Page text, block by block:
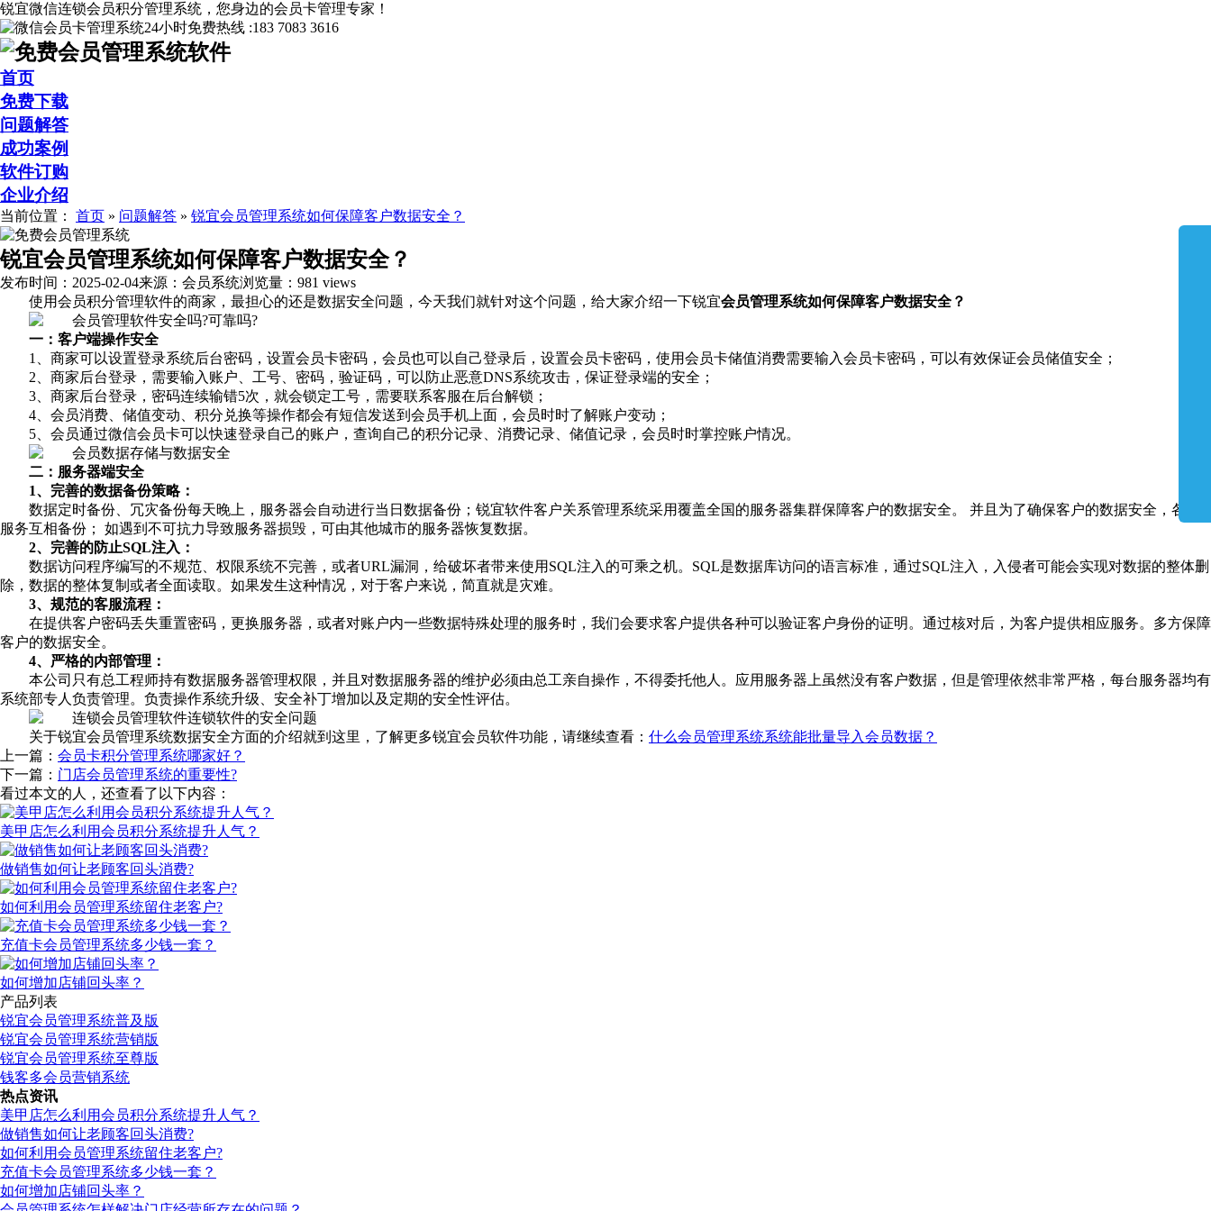
锐宜微信连锁会员积分管理系统，您身边的会员卡管理专家！
24小时免费热线 :183 7083 3616
首页
免费下载
问题解答
成功案例
软件订购
企业介绍
当前位置： 首页 » 问题解答 » 锐宜会员管理系统如何保障客户数据安全？
锐宜会员管理系统如何保障客户数据安全？
发布时间：2025-02-04来源： 会员系统浏览量：981 views
使用会员积分管理软件的商家，最担心的还是数据安全问题，今天我们就针对这个问题，给大家介绍一下锐宜会员管理系统如何保障客户数据安全？
一：客户端操作安全
1、商家可以设置登录系统后台密码，设置会员卡密码，会员也可以自己登录后，设置会员卡密码，使用会员卡储值消费需要输入会员卡密码，可以有效保证会员储值安全；
2、商家后台登录，需要输入账户、工号、密码，验证码，可以防止恶意DNS系统攻击，保证登录端的安全；
3、商家后台登录，密码连续输错5次，就会锁定工号，需要联系客服在后台解锁；
4、会员消费、储值变动、积分兑换等操作都会有短信发送到会员手机上面，会员时时了解账户变动；
5、会员通过微信会员卡可以快速登录自己的账户，查询自己的积分记录、消费记录、储值记录，会员时时掌控账户情况。
二：服务器端安全
1、完善的数据备份策略：
数据定时备份、冗灾备份每天晚上，服务器会自动进行当日数据备份；锐宜软件客户关系管理系统采用覆盖全国的服务器集群保障客户的数据安全。 并且为了确保客户的数据安全，各地
服务互相备份； 如遇到不可抗力导致服务器损毁，可由其他城市的服务器恢复数据。
2、完善的防止SQL注入：
数据访问程序编写的不规范、权限系统不完善，或者URL漏洞，给破坏者带来使用SQL注入的可乘之机。SQL是数据库访问的语言标准，通过SQL注入，入侵者可能会实现对数据的整体删
除，数据的整体复制或者全面读取。如果发生这种情况，对于客户来说，简直就是灾难。
3、规范的客服流程：
在提供客户密码丢失重置密码，更换服务器，或者对账户内一些数据特殊处理的服务时，我们会要求客户提供各种可以验证客户身份的证明。通过核对后，为客户提供相应服务。多方保障
客户的数据安全。
4、严格的内部管理：
本公司只有总工程师持有数据服务器管理权限，并且对数据服务器的维护必须由总工亲自操作，不得委托他人。应用服务器上虽然没有客户数据，但是管理依然非常严格，每台服务器均有
系统部专人负责管理。负责操作系统升级、安全补丁增加以及定期的安全性评估。
关于锐宜会员管理系统数据安全方面的介绍就到这里，了解更多锐宜会员软件功能，请继续查看： 什么会员管理系统系统能批量导入会员数据？
上一篇： 会员卡积分管理系统哪家好？
下一篇： 门店会员管理系统的重要性?
看过本文的人，还查看了以下内容：
美甲店怎么利用会员积分系统提升人气？
做销售如何让老顾客回头消费?
如何利用会员管理系统留住老客户?
充值卡会员管理系统多少钱一套？
如何增加店铺回头率？
产品列表
锐宜会员管理系统普及版
锐宜会员管理系统营销版
锐宜会员管理系统至尊版
钱客多会员营销系统
热点资讯
美甲店怎么利用会员积分系统提升人气？
做销售如何让老顾客回头消费?
如何利用会员管理系统留住老客户?
充值卡会员管理系统多少钱一套？
如何增加店铺回头率？